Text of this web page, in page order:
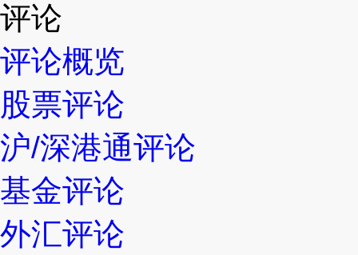
评论
评论概览
股票评论
沪/深港通评论
基金评论
外汇评论